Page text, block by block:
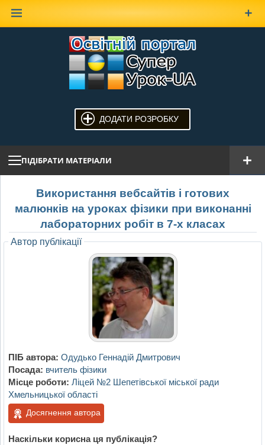
ДОДАТИ РОЗРОБКУ
ПІДІБРАТИ МАТЕРІАЛИ
Використання вебсайтів і готових
малюнків на уроках фізики при виконанні
лабораторних робіт в 7-х класах
Автор публікації
ПІБ автора: Одудько Геннадій Дмитрович
Посада: вчитель фізики
Місце роботи: Ліцей №2 Шепетівської міської ради
Хмельницької області
Досягнення автора
Наскільки корисна ця публікація?